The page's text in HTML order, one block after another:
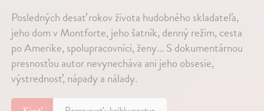
Posledných desať rokov života hudobného skladateľa,
jeho dom v Montforte, jeho šatník, denný režim, cesta
po Amerike, spolupracovníci, ženy... S dokumentárnou
presnosťou autor nevynecháva ani jeho obsesie,
výstrednosť, nápady a nálady.